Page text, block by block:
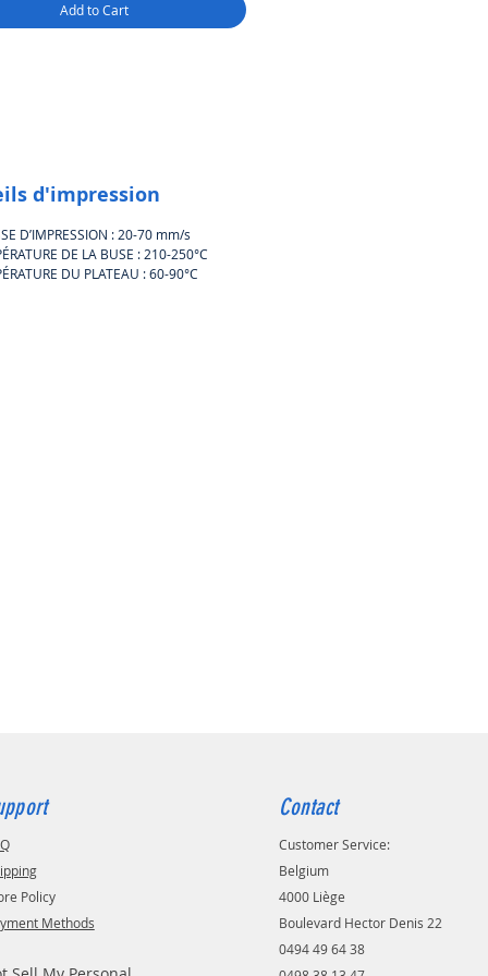
Add to Cart
d'impression
D’IMPRESSION : 20-70 mm/s
DE LA BUSE : 210-250°C
DU PLATEAU : 60-90°C
Policy
Methods
Contact
Customer Service:
Belgium
4000 Liège
Boulevard Hector Denis 22
0494 49 64 38